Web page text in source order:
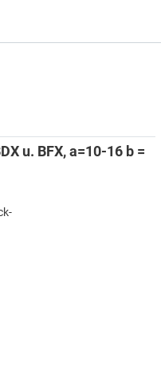
u. BFX, a=10-16 b =